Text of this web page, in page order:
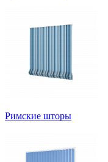
Римские шторы